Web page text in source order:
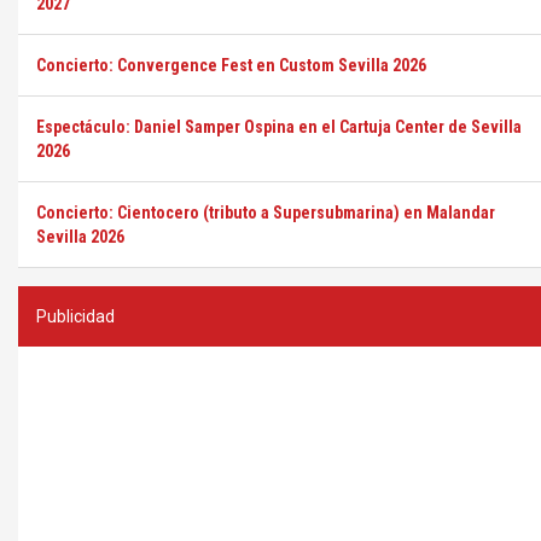
Concierto: Convergence Fest en Custom Sevilla 2026
Espectáculo: Daniel Samper Ospina en el Cartuja Center de Sevilla
2026
Concierto: Cientocero (tributo a Supersubmarina) en Malandar
Sevilla 2026
Publicidad